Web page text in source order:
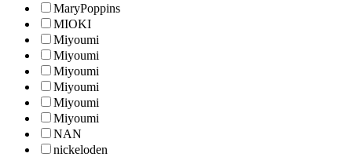
MaryPoppins
MIOKI
Miyoumi
Miyoumi
Miyoumi
Miyoumi
Miyoumi
Miyoumi
NAN
nickeloden